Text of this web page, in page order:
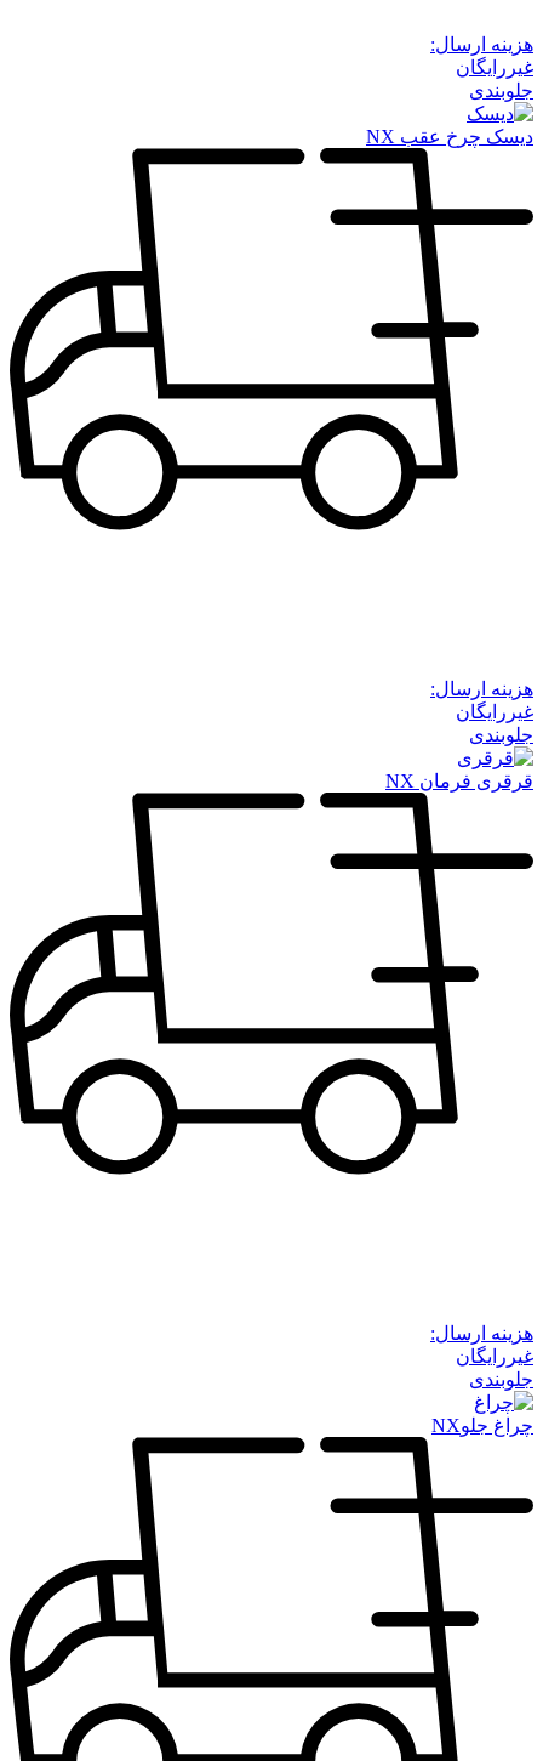
هزینه ارسال:
غیررایگان
جلوبندی
دیسک چرخ عقب NX
هزینه ارسال:
غیررایگان
جلوبندی
قرقری فرمان NX
هزینه ارسال:
غیررایگان
جلوبندی
چراغ جلوNX